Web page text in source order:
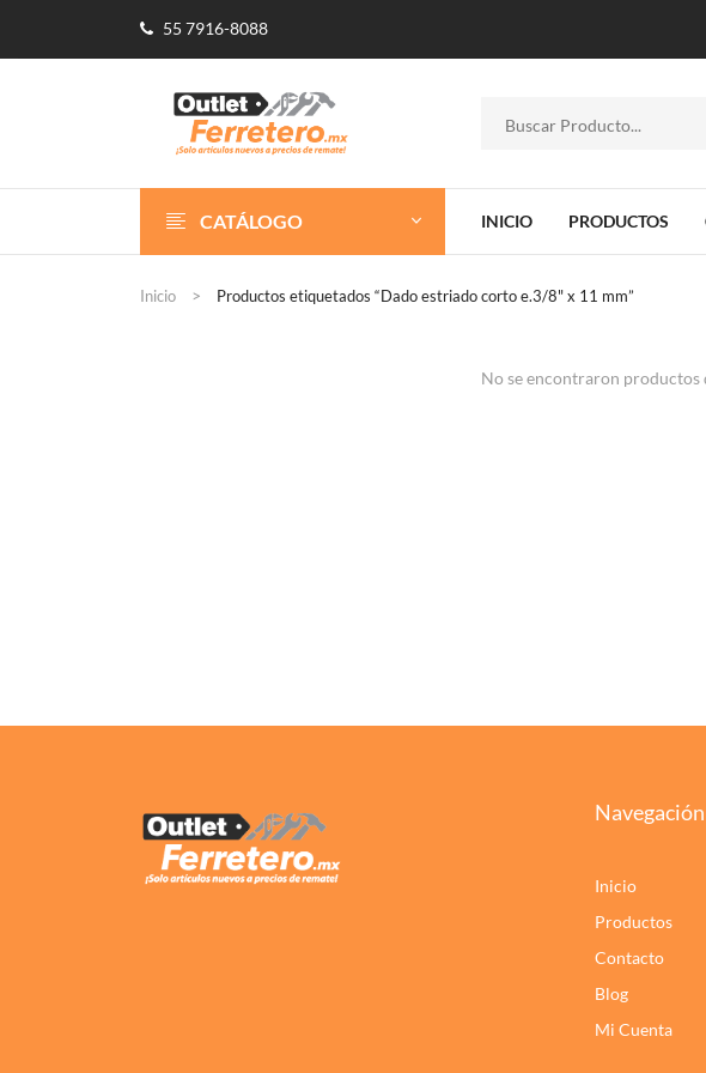
55 7916-8088
CATÁLOGO INICIO PRODUCTOS
Inicio Productos etiquetados “Dado estriado corto e.3/8" x 11 mm”
No se encontraron productos
Navegación
Inicio
Productos
Contacto
Blog
Mi Cuenta